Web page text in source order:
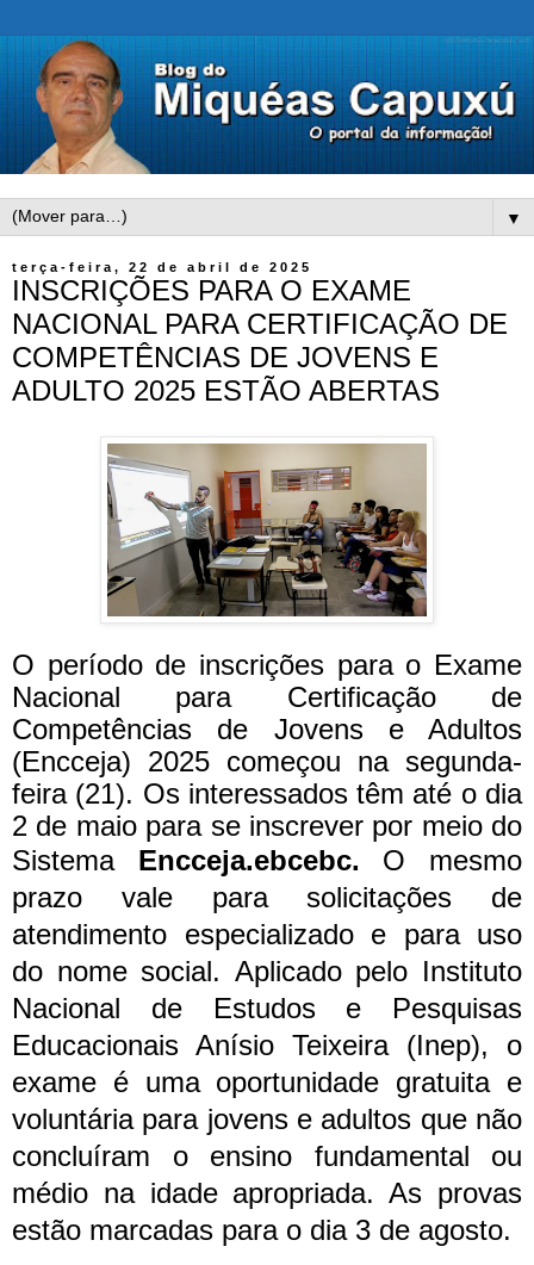
▼
terça-feira, 22 de abril de 2025
INSCRIÇÕES PARA O EXAME
NACIONAL PARA CERTIFICAÇÃO DE
COMPETÊNCIAS DE JOVENS E
ADULTO 2025 ESTÃO ABERTAS
O período de inscrições para o Exame
Nacional para Certificação de
Competências de Jovens e Adultos
(Encceja) 2025 começou na segunda-
feira (21). Os interessados têm até o dia
2 de maio para se inscrever por meio do
Sistema Encceja.ebcebc. O mesmo
prazo vale para solicitações de
atendimento especializado e para uso
do nome social. Aplicado pelo Instituto
Nacional de Estudos e Pesquisas
Educacionais Anísio Teixeira (Inep), o
exame é uma oportunidade gratuita e
voluntária para jovens e adultos que não
concluíram o ensino fundamental ou
médio na idade apropriada. As provas
estão marcadas para o dia 3 de agosto.